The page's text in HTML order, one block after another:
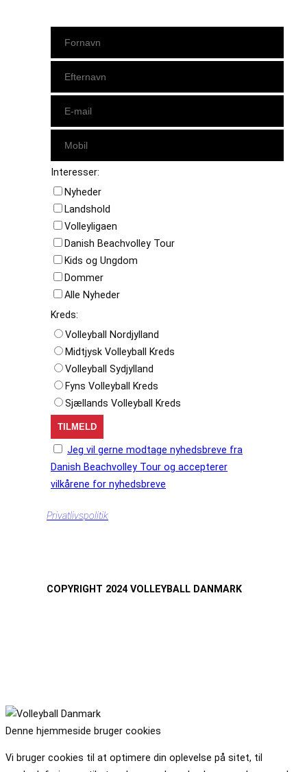
Interesser:
Nyheder
Landshold
Volleyligaen
Danish Beachvolley Tour
Kids og Ungdom
Dommer
Alle Nyheder
Kreds:
Volleyball Nordjylland
Midtjysk Volleyball Kreds
Volleyball Sydjylland
Fyns Volleyball Kreds
Sjællands Volleyball Kreds
Jeg vil gerne modtage nyhedsbreve fra
Danish Beachvolley Tour og accepterer
vilkårene for nyhedsbreve
Privatlivspolitik
COPYRIGHT 2024 VOLLEYBALL DANMARK
Denne hjemmeside bruger cookies
Vi bruger cookies til at optimere din oplevelse på sitet, til